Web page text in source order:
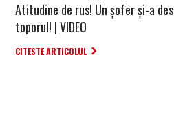
Atitudine de rus! Un șofer și-a
toporul! | VIDEO
CITESTE ARTICOLUL